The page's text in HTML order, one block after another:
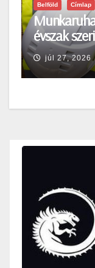
Belföld Címlap
évszak
júl 27, 2026